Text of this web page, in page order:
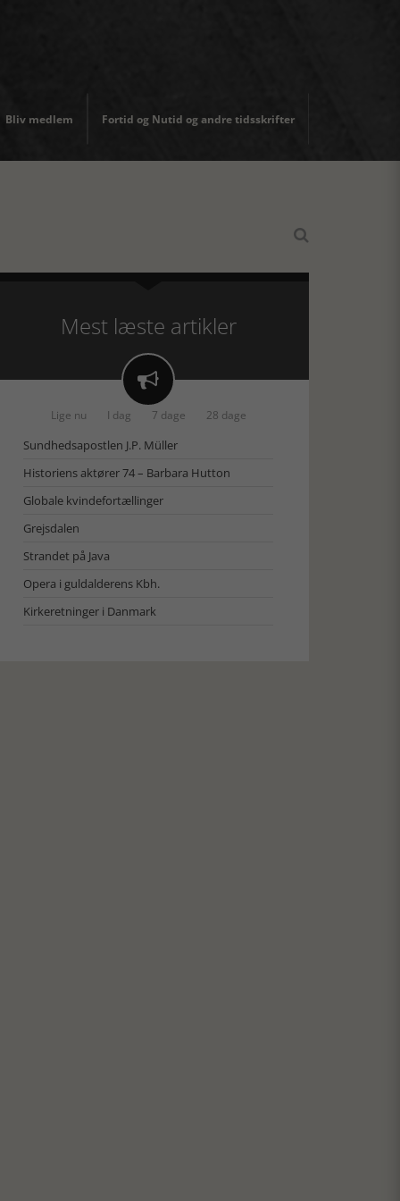
Bliv medlem Fortid og Nutid og andre tidsskrifter

Mest læste artikler

Lige nu I dag 7 dage 28 dage
Sundhedsapostlen J.P. Müller
Historiens aktører 74 – Barbara Hutton
Globale kvindefortællinger
Grejsdalen
Strandet på Java
Opera i guldalderens Kbh.
Kirkeretninger i Danmark